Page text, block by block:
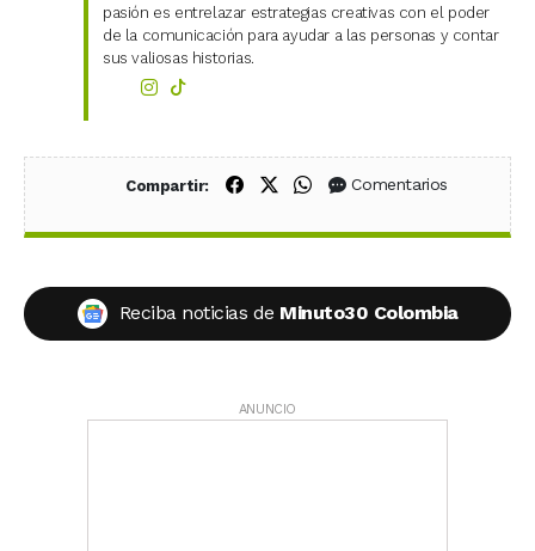
pasión es entrelazar estrategias creativas con el poder
de la comunicación para ayudar a las personas y contar
sus valiosas historias.
Compartir: Compartir en Facebook
Compartir en X (Twitter)
Compartir en WhatsApp
Comentarios
Reciba noticias de Minuto30 Colombia
ANUNCIO